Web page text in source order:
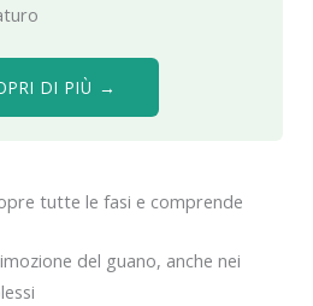
tutte le fasi e comprende
del guano, anche nei
DI PIÙ →